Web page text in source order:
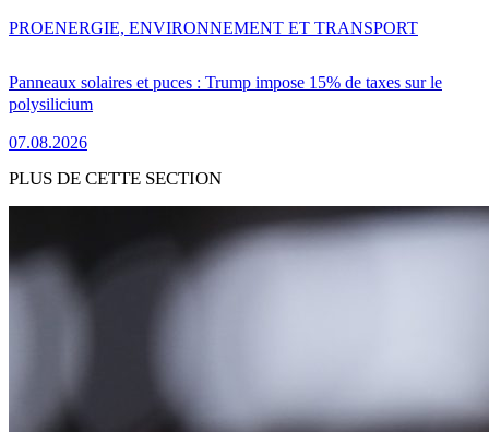
Panneaux solaires et puces : Trump impose 15% de taxes sur le
polysilicium
07.08.2026
PROENERGIE, ENVIRONNEMENT ET TRANSPORT
PLUS DE CETTE SECTION